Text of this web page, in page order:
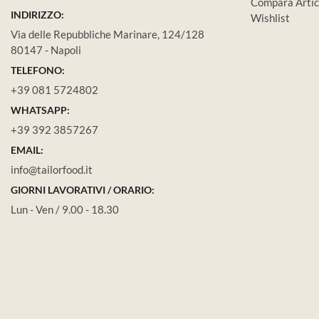
INDIRIZZO:
Via delle Repubbliche Marinare, 124/128
80147 - Napoli
TELEFONO:
+39 081 5724802
WHATSAPP:
+39 392 3857267
EMAIL:
info@tailorfood.it
GIORNI LAVORATIVI / ORARIO:
Lun - Ven / 9.00 - 18.30
Wishlist